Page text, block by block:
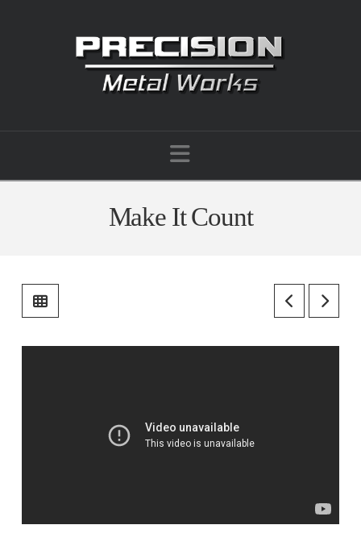
Navigation
Make It Count